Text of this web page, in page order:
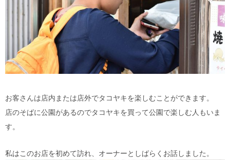
お客さんは店内または店外でタコヤキを楽しむことができます。
店のそばに公園があるのでタコヤキを買って公園で楽しむ人もいま
す。
私はこのお店を初めて訪れ、オーナーとしばらくお話しました。